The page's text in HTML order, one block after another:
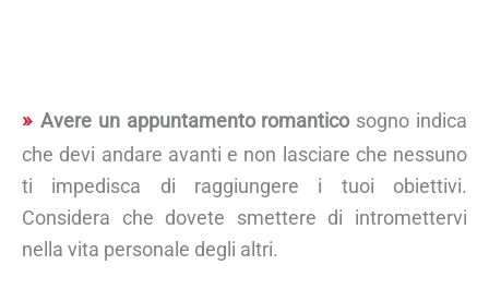
Avere un appuntamento romanticosogno indica
che devi andare avanti e non lasciare che nessuno
ti impedisca di raggiungere i tuoi obiettivi.
Considera che dovete smettere di intromettervi
nella vita personale degli altri.